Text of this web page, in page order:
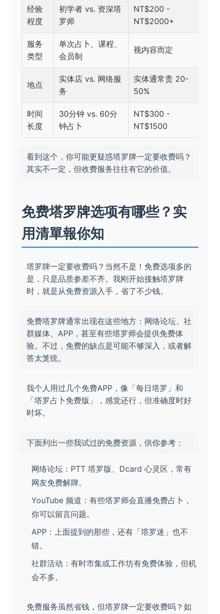
经验
程度
初学者 vs. 资深塔
罗师
NT$200 -
NT$2000+
服务
类型
单次占卜、课程、
会员制
视内容而定
地点
实体店 vs. 网络服
务
实体通常贵 20-
50%
时间
长度
30分钟 vs. 60分
钟占卜
NT$300 -
NT$1500
看到这个，你可能更疑惑塔罗牌一定要收费吗？
其实不一定，但收费服务往往有它的价值。
免费塔罗牌选项有哪些？实
用清單報你知
塔罗牌一定要收费吗？当然不是！免费选项多的
是，只是品质参差不齐。我刚开始接触塔罗牌
时，就是从免费资源入手，省了不少钱。
免费塔罗牌通常出现在这些地方：网络论坛、社
群媒体、APP，甚至有些塔罗师会提供免费体
验。不过，免费的缺点是可能不够深入，或者解
答太笼统。
我个人用过几个免费APP，像「每日塔罗」和
「塔罗占卜免费版」，感觉还行，但准确度时好
时坏。
下面列出一些我试过的免费资源，供你参考：
网络论坛：PTT 塔罗版、Dcard 心灵区，常有
网友免费解牌。
YouTube 频道：有些塔罗师会直播免费占卜，
你可以留言问题。
APP：上面提到的那些，还有「塔罗迷」也不
错。
社群活动：有时市集或工作坊有免费体验，但机
会不多。
免费服务虽然省钱，但塔罗牌一定要收费吗？如